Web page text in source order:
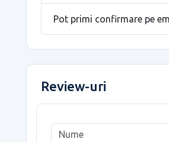
Pot primi confirmare pe
Review-uri